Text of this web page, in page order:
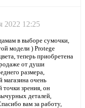
2022 12:25
в выборе сумочки,
модели ) Protege
теперь приобретена
от души
размера,
магазина очень
точки зрения, он
деталей,
вам за работу,